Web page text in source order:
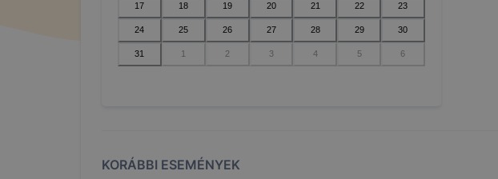
17 18 19 20 21 22 23
24 25 26 27 28 29 30
31 1 2 3 4 5 6
KORÁBBI ESEMÉNYEK